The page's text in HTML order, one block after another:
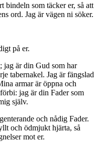
bindeln som täcker er, så att
ord. Jag är vägen ni söker.
på er.
jag är din Gud som har
tabernakel. Jag är fängslad
armar är öppna och
jag är din Fader som
själv.
och nådig Fader.
och ödmjukt hjärta, så
mot er.